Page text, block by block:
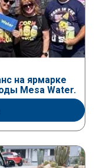
на ярмарке
Mesa Water.